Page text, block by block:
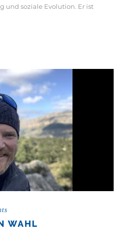
und soziale Evolution. Er ist
WAHL